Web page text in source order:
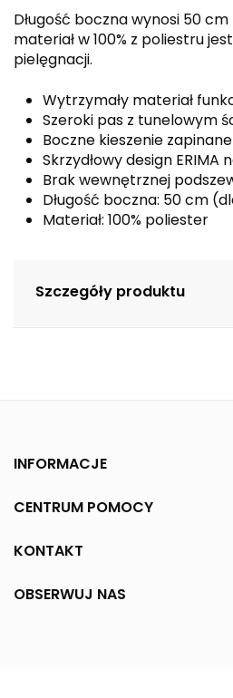
Długość boczna wynosi 50
materiał w 100% z poliestru
pielęgnacji.
Wytrzymały materiał
Szeroki pas z tunelowym
Boczne kieszenie
Skrzydłowy design ERIMA
Brak wewnętrznej
Długość boczna: 50 cm
Materiał: 100% poliester
Szczegóły produktu
INFORMACJE
CENTRUM POMOCY
KONTAKT
OBSERWUJ NAS